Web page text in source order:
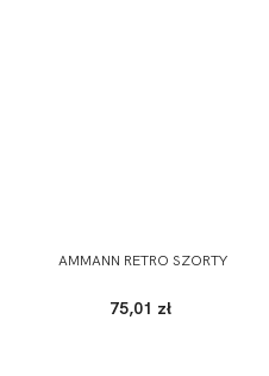
AMMANN RETRO SZORTY
75,01 zł